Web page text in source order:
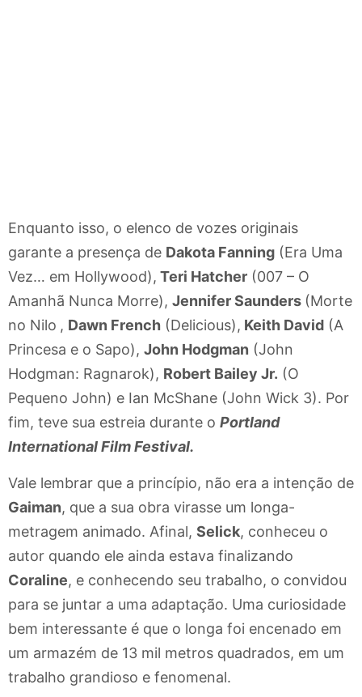
Enquanto isso, o elenco de vozes originais
garante a presença de Dakota Fanning (Era Uma
Vez… em Hollywood), Teri Hatcher (007 – O
Amanhã Nunca Morre), Jennifer Saunders (Morte
no Nilo , Dawn French (Delicious), Keith David (A
Princesa e o Sapo), John Hodgman (John
Hodgman: Ragnarok), Robert Bailey Jr. (O
Pequeno John) e Ian McShane (John Wick 3). Por
fim, teve sua estreia durante o Portland
International Film Festival.
Vale lembrar que a princípio, não era a intenção de
Gaiman, que a sua obra virasse um longa-
metragem animado. Afinal, Selick, conheceu o
autor quando ele ainda estava finalizando
Coraline, e conhecendo seu trabalho, o convidou
para se juntar a uma adaptação. Uma curiosidade
bem interessante é que o longa foi encenado em
um armazém de 13 mil metros quadrados, em um
trabalho grandioso e fenomenal.